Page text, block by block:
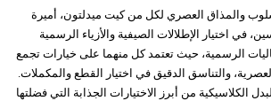
والمذاق العصري لكل من كيت ميدلتون، أميرة
في اختيار الإطلالات الصيفية والأزياء الرسمية
الرسمية، حيث تعتمد كل منهما على خيارات تجمع
والتناسق الدقيق في اختيار القطع والمكملات.
الكلاسيكية من أبرز الاختيارات الجذابة التي فضلتها